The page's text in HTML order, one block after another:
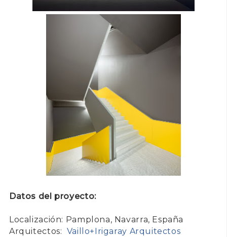
Datos del proyecto:
Localización: Pamplona, Navarra, España
Arquitectos: Vaillo+Irigaray Arquitectos